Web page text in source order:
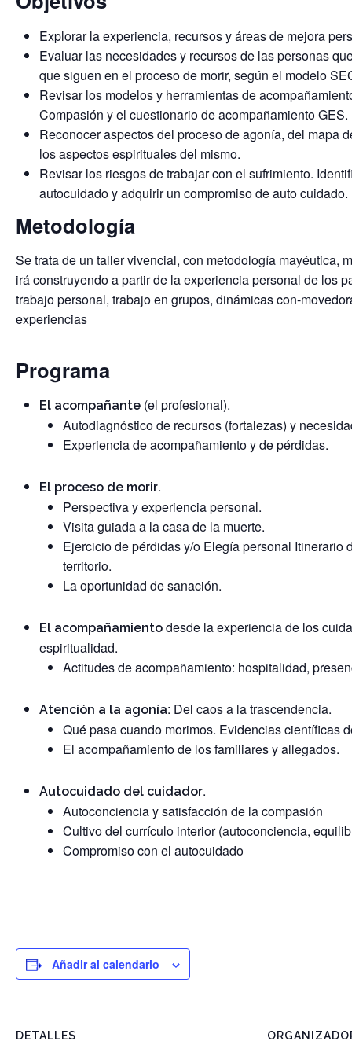
Explorar la experiencia, recursos y áreas de mejora
Evaluar las necesidades y recursos de las personas
que siguen en el proceso de morir, según el modelo
Revisar los modelos y herramientas de
Compasión y el cuestionario de acompañamiento GES.
Reconocer aspectos del proceso de agonía, del mapa
los aspectos espirituales del mismo.
Revisar los riesgos de trabajar con el sufrimiento.
autocuidado y adquirir un compromiso de auto cuidado.
Metodología
Se trata de un taller vivencial, con metodología mayéutica,
irá construyendo a partir de la experiencia personal de los
trabajo personal, trabajo en grupos, dinámicas con-
experiencias
Programa
El acompañante (el profesional).
Autodiagnóstico de recursos (fortalezas) y
Experiencia de acompañamiento y de pérdidas.
El proceso de morir.
Perspectiva y experiencia personal.
Visita guiada a la casa de la muerte.
Ejercicio de pérdidas y/o Elegía personal Itinerario
territorio.
La oportunidad de sanación.
El acompañamiento desde la experiencia de los
espiritualidad.
Actitudes de acompañamiento: hospitalidad,
Atención a la agonía: Del caos a la trascendencia.
Qué pasa cuando morimos. Evidencias científicas
El acompañamiento de los familiares y allegados.
Autocuidado del cuidador.
Autoconciencia y satisfacción de la compasión
Cultivo del currículo interior (autoconciencia,
Compromiso con el autocuidado
Añadir al calendario
DETALLES